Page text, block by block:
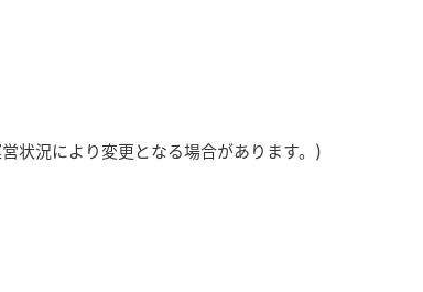
状況により変更となる場合があります。)